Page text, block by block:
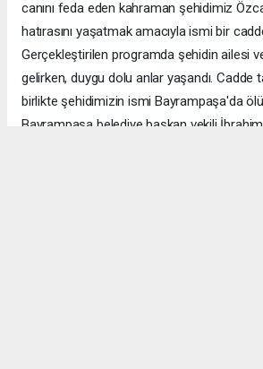
canını feda eden kahraman şehidimiz
hatırasını yaşatmak amacıyla ismi bir
Gerçekleştirilen programda şehidin ailesi
gelirken, duygu dolu anlar yaşandı. Cadde
birlikte şehidimizin ismi Bayrampaşa'da
Bayrampaşa belediye başkan vekili